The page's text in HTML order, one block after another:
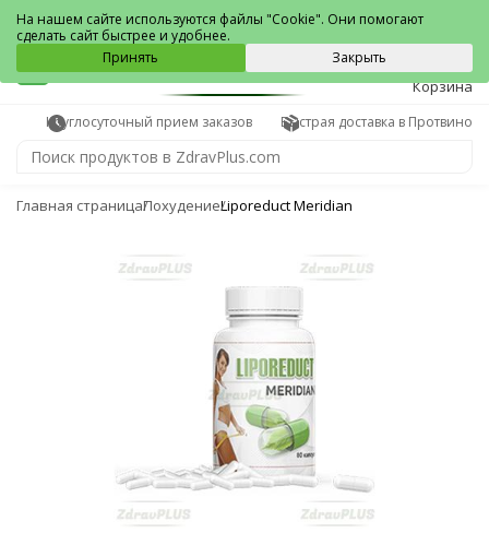
Протвино
0
Корзина
Круглосуточный прием заказов Быстрая доставка в Протвино
Главная страницаПохудениеLiporeduct Meridian
На нашем сайте используются файлы "Cookie". Они помогают
сделать сайт быстрее и удобнее.
Принять
Закрыть